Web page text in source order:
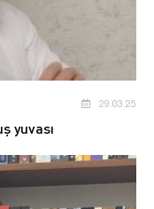
29.03.25
yuvası